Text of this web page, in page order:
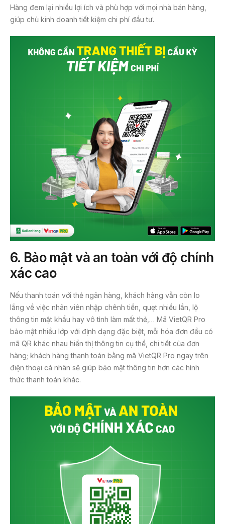
Hàng đem lại nhiều lợi ích và phù hợp với mọi nhà bán hàng,
giúp chủ kinh doanh tiết kiệm chi phí đầu tư.
6. Bảo mật và an toàn với độ chính
xác cao
Nếu thanh toán với thẻ ngân hàng, khách hàng vẫn còn lo
lắng về việc nhân viên nhập chênh tiền, quẹt nhiều lần, lộ
thông tin mật khẩu hay vô tình làm mất thẻ,… Mã VietQR Pro
bảo mật nhiều lớp với định dạng đặc biệt, mỗi hóa đơn đều có
mã QR khác nhau hiển thị thông tin cụ thể, chi tiết của đơn
hàng; khách hàng thanh toán bằng mã VietQR Pro ngay trên
điện thoại cá nhân sẽ giúp bảo mật thông tin hơn các hình
thức thanh toán khác.